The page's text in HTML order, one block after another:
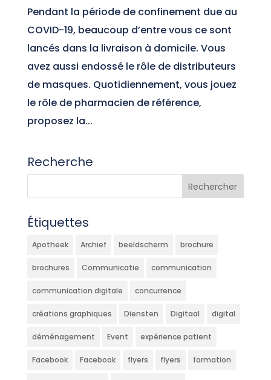
Pendant la période de confinement due au
COVID-19, beaucoup d’entre vous ce sont
lancés dans la livraison à domicile. Vous
avez aussi endossé le rôle de distributeurs
de masques. Quotidiennement, vous jouez
le rôle de pharmacien de référence,
proposez la...
Recherche
Étiquettes
Apotheek Archief beeldscherm brochure
brochures Communicatie communication
communication digitale concurrence
créations graphiques Diensten Digitaal digital
déménagement Event expérience patient
Facebook Facebook flyers flyers formation